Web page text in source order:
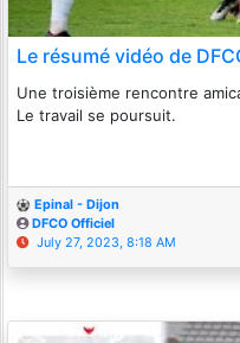
Le résumé vidéo de
Une troisième rencontre
Le travail se poursuit.
Epinal - Dijon
DFCO Officiel
July 27, 2023, 8:18 AM